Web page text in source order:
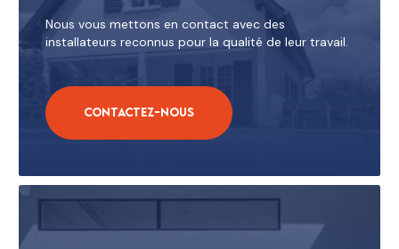
Nous vous mettons en contact avec des
installateurs reconnus pour la qualité de leur travail.
Contactez-nous